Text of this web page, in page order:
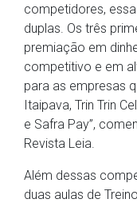
competidores,
duplas. Os três
premiação em
competitivo e em
para as empresas
Itaipava, Trin Trin
e Safra Pay”,
Revista Leia.
Além dessas
duas aulas de